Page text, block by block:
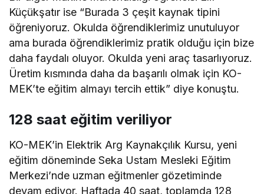
Küçükşatır ise “Burada 3 çeşit kaynak tipini
öğreniyoruz. Okulda öğrendiklerimiz unutuluyor
ama burada öğrendiklerimiz pratik olduğu için bize
daha faydalı oluyor. Okulda yeni araç tasarlıyoruz.
Üretim kısmında daha da başarılı olmak için KO-
MEK’te eğitim almayı tercih ettik” diye konuştu.
128 saat eğitim veriliyor
KO-MEK’in Elektrik Arg Kaynakçılık Kursu, yeni
eğitim döneminde Seka Ustam Mesleki Eğitim
Merkezi’nde uzman eğitmenler gözetiminde
devam ediyor. Haftada 40 saat, toplamda 128